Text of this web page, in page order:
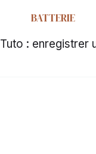
BATTERIE
Tuto : enregistrer